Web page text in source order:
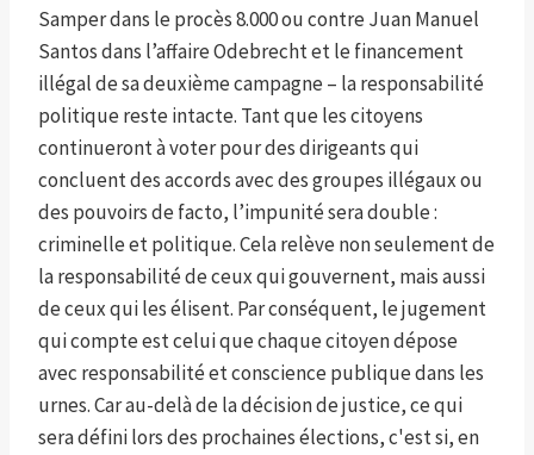
Samper dans le procès 8.000 ou contre Juan Manuel
Santos dans l’affaire Odebrecht et le financement
illégal de sa deuxième campagne – la responsabilité
politique reste intacte. Tant que les citoyens
continueront à voter pour des dirigeants qui
concluent des accords avec des groupes illégaux ou
des pouvoirs de facto, l’impunité sera double :
criminelle et politique. Cela relève non seulement de
la responsabilité de ceux qui gouvernent, mais aussi
de ceux qui les élisent. Par conséquent, le jugement
qui compte est celui que chaque citoyen dépose
avec responsabilité et conscience publique dans les
urnes. Car au-delà de la décision de justice, ce qui
sera défini lors des prochaines élections, c'est si, en